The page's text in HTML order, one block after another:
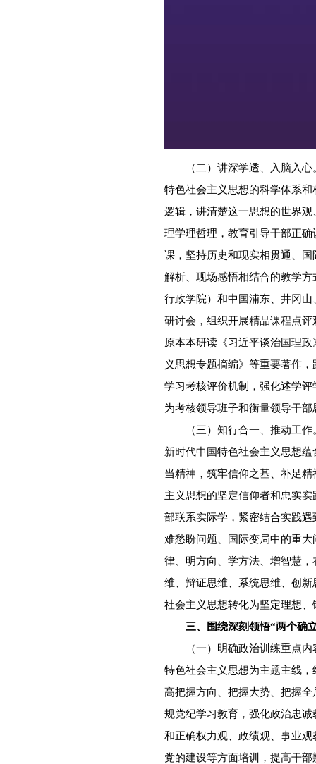
（二）讲深学透、入脑入心
特色社会主义思想的科学体系
逻辑，讲清楚这一思想的世界
理学理哲理，教育引导干部正
课，坚持历史和现实相贯通、
解析、现场感悟相结合的教学
行政学院）和中国浦东、井冈
研讨会，组织开展精品课程点
原本本研读《习近平谈治国理
义思想专题摘编》等重要著作
学习考核评价机制，强化述学
为考核领导班子和衡量领导干
（三）知行合一、推动工作
新时代中国特色社会主义思想
当精神，筑牢信仰之基、补足
主义思想的坚定信仰者和忠实
部联系实际学，紧密结合实践
难愁盼问题、国际变局中的重
律、明方向、学方法、增智慧
维、辩证思维、系统思维、创
社会主义思想转化为坚定理想
三、围绕深刻领悟“两个确
（一）明确政治训练重点内
特色社会主义思想为主题主线
高把握方向、把握大势、把握
规党纪学习教育，强化政治忠
和正确权力观、政绩观、事业
党的建设等方面培训，提高干